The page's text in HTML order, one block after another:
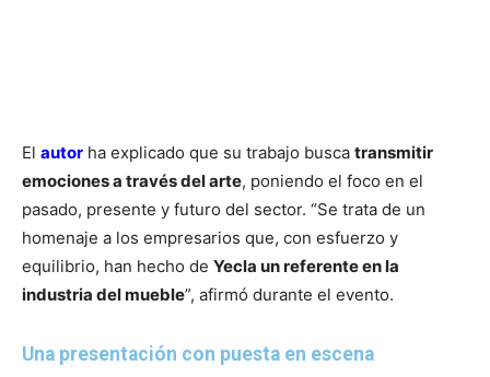
El autor ha explicado que su trabajo busca transmitir
emociones a través del arte, poniendo el foco en el
pasado, presente y futuro del sector. “Se trata de un
homenaje a los empresarios que, con esfuerzo y
equilibrio, han hecho de Yecla un referente en la
industria del mueble”, afirmó durante el evento.
Una presentación con puesta en escena